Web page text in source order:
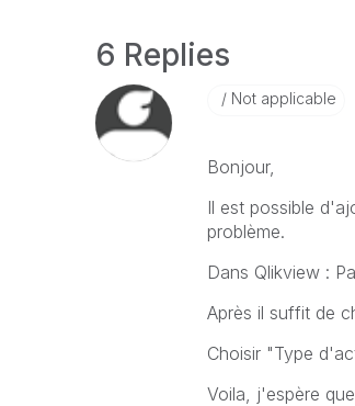
6 Replies
Not applicable
Bonjour,
Il est possible
problème.
Dans Qlikview :
Après il suffit de
Choisir "Type
Voila, j'espère